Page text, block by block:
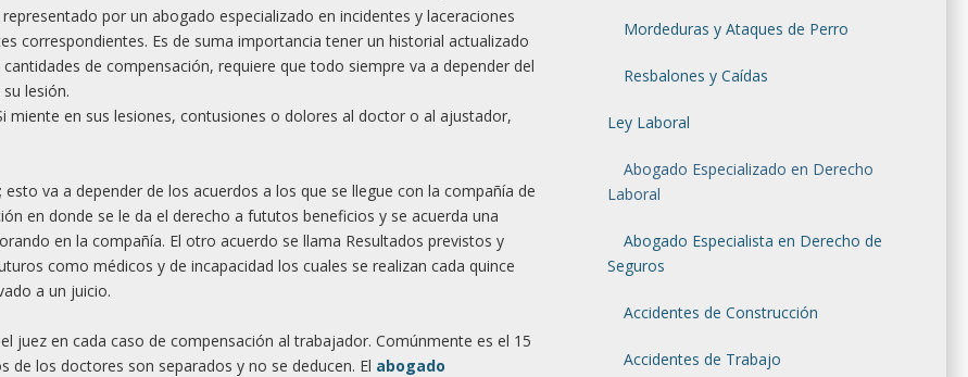
por un abogado especializado en incidentes y laceraciones
correspondientes. Es de suma importancia tener un historial actualizado
de compensación, requiere que todo siempre va a depender del
lesión.
miente en sus lesiones, contusiones o dolores al doctor o al ajustador,
va a depender de los acuerdos a los que se llegue con la compañía de
en donde se le da el derecho a fututos beneficios y se acuerda una
en la compañía. El otro acuerdo se llama Resultados previstos y
como médicos y de incapacidad los cuales se realizan cada quince
a un juicio.
juez en cada caso de compensación al trabajador. Comúnmente es el 15
de los doctores son separados y no se deducen. El abogado
Mordeduras y Ataques de Perro
Resbalones y Caídas
Ley Laboral
Abogado Especializado en Derecho
Laboral
Abogado Especialista en Derecho de
Seguros
Accidentes de Construcción
Accidentes de Trabajo